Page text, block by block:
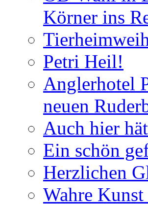
Körner ins
Petri Heil!
Anglerhotel
neuen
Auch hier
Ein schön
Herzlichen
Wahre